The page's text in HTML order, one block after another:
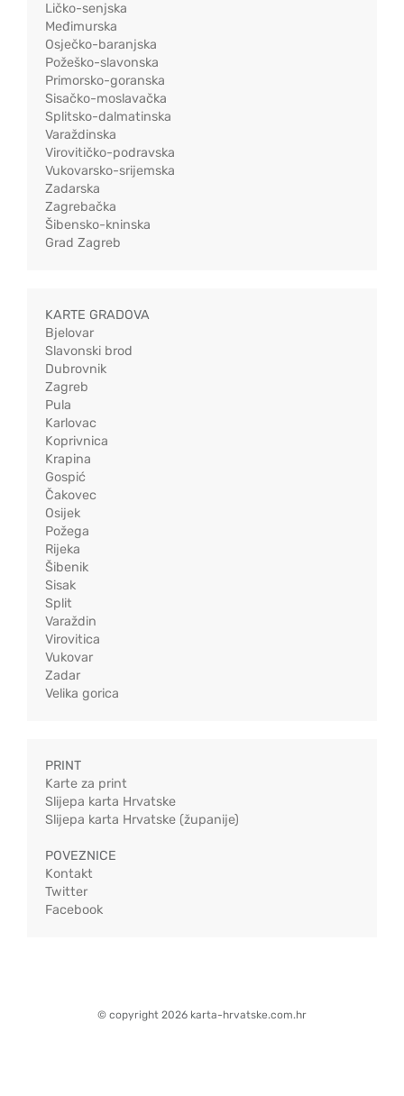
Ličko-senjska
Međimurska
Osječko-baranjska
Požeško-slavonska
Primorsko-goranska
Sisačko-moslavačka
Splitsko-dalmatinska
Varaždinska
Virovitičko-podravska
Vukovarsko-srijemska
Zadarska
Zagrebačka
Šibensko-kninska
Grad Zagreb
KARTE GRADOVA
Bjelovar
Slavonski brod
Dubrovnik
Zagreb
Pula
Karlovac
Koprivnica
Krapina
Gospić
Čakovec
Osijek
Požega
Rijeka
Šibenik
Sisak
Split
Varaždin
Virovitica
Vukovar
Zadar
Velika gorica
PRINT
Karte za print
Slijepa karta Hrvatske
Slijepa karta Hrvatske (županije)
POVEZNICE
Kontakt
Twitter
Facebook
© copyright 2026 karta-hrvatske.com.hr